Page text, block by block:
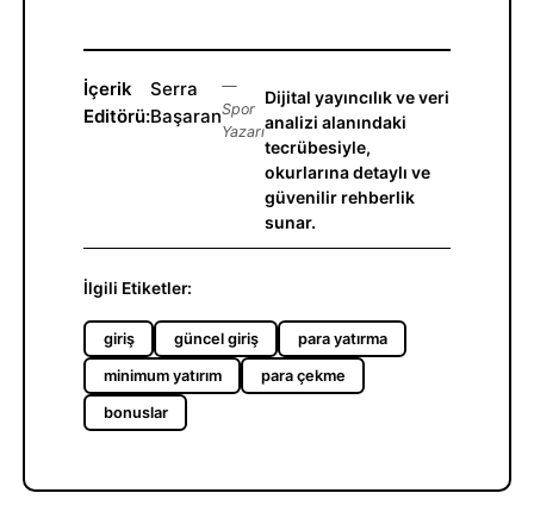
İçerik
Editörü:
Serra
Başaran
—
Spor
Yazarı
Dijital yayıncılık ve veri
analizi alanındaki
tecrübesiyle,
okurlarına detaylı ve
güvenilir rehberlik
sunar.
İlgili Etiketler:
giriş güncel giriş para yatırma
minimum yatırım para çekme
bonuslar